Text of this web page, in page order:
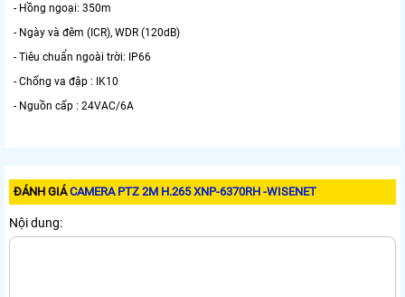
- Hồng ngoại: 350m
- Ngày và đêm (ICR), WDR (120dB)
- Tiêu chuẩn ngoài trời: IP66
- Chống va đập : IK10
- Nguồn cấp : 24VAC/6A
ĐÁNH GIÁCAMERA PTZ 2M H.265 XNP-6370RH -WISENET
Nội dung: